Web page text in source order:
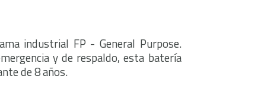
industrial FP - General Purpose.
y de respaldo, esta batería
de 8 años.